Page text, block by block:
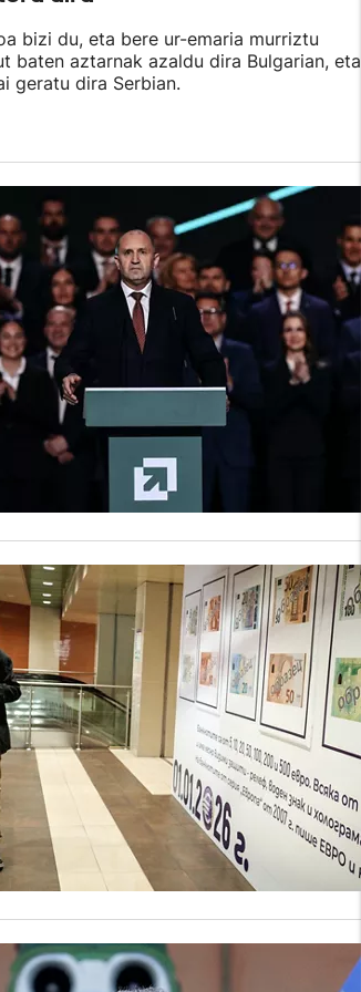
bizi du, eta bere ur-emaria murriztu
baten aztarnak azaldu dira Bulgarian, eta
geratu dira Serbian.